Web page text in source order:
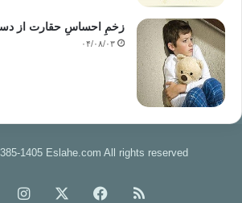
زخمِ احساسِ حقارت از
۰۴/۰۸/۰۳
1405 Eslahe.com All rights reserved
خوراک فیس